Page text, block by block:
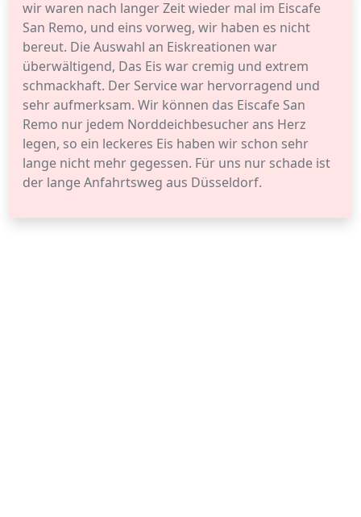
wir waren nach langer Zeit wieder mal im Eiscafe
San Remo, und eins vorweg, wir haben es nicht
bereut. Die Auswahl an Eiskreationen war
überwältigend, Das Eis war cremig und extrem
schmackhaft. Der Service war hervorragend und
sehr aufmerksam. Wir können das Eiscafe San
Remo nur jedem Norddeichbesucher ans Herz
legen, so ein leckeres Eis haben wir schon sehr
lange nicht mehr gegessen. Für uns nur schade ist
der lange Anfahrtsweg aus Düsseldorf.